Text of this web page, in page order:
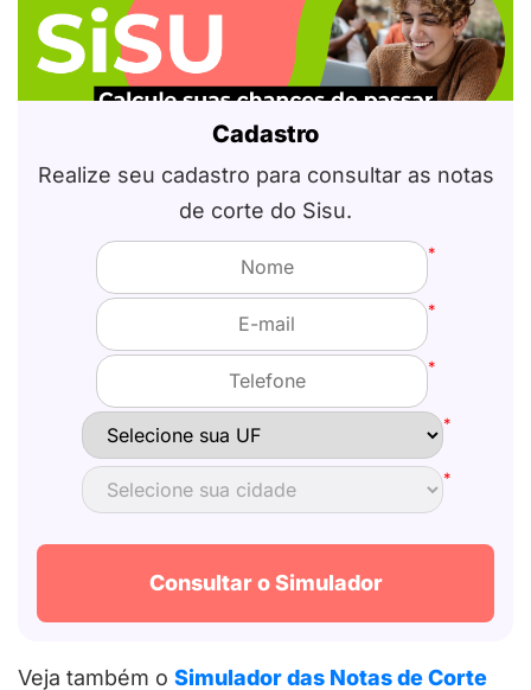
Cadastro
Realize seu cadastro para consultar as notas
de corte do Sisu.
*
*
*
*
*
Consultar o Simulador
Veja também o Simulador das Notas de Corte